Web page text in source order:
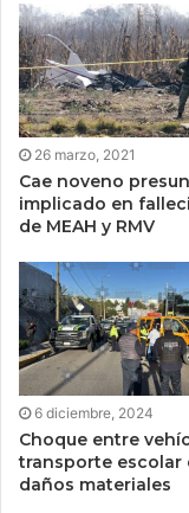
26 marzo, 2021
Cae noveno
implicado en
de MEAH y RMV
6 diciembre, 2024
Choque entre
transporte escolar
daños materiales